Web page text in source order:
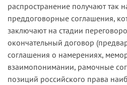
распространение получают так
преддоговорные соглашения,
заключают на стадии
окончательный договор
соглашения о намерениях,
взаимопонимании, рамочные
позиций российского права